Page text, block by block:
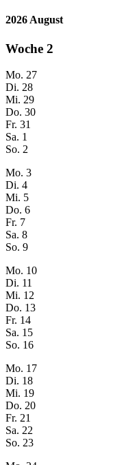
2026 August
Woche 2
Mo. 27
Di. 28
Mi. 29
Do. 30
Fr. 31
Sa. 1
So. 2
Mo. 3
Di. 4
Mi. 5
Do. 6
Fr. 7
Sa. 8
So. 9
Mo. 10
Di. 11
Mi. 12
Do. 13
Fr. 14
Sa. 15
So. 16
Mo. 17
Di. 18
Mi. 19
Do. 20
Fr. 21
Sa. 22
So. 23